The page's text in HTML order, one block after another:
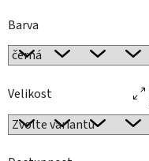
Barva
Velikost